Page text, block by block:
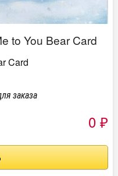
to You Bear Card
Card
заказа
0 ₽